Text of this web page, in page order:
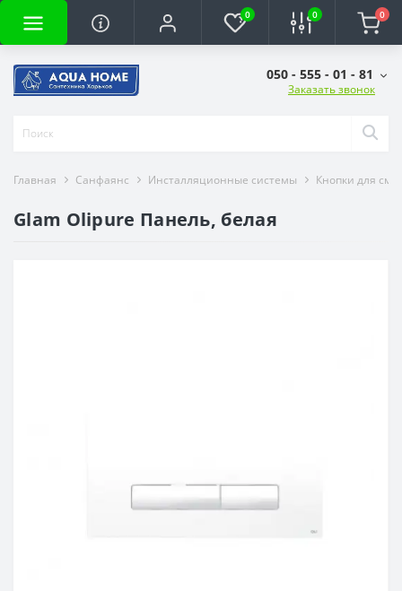
0 0 0
050 - 555 - 01 - 81
Заказать звонок
Главная Санфаянс Инсталляционные системы Кнопки для
Glam Olipure Панель, белая